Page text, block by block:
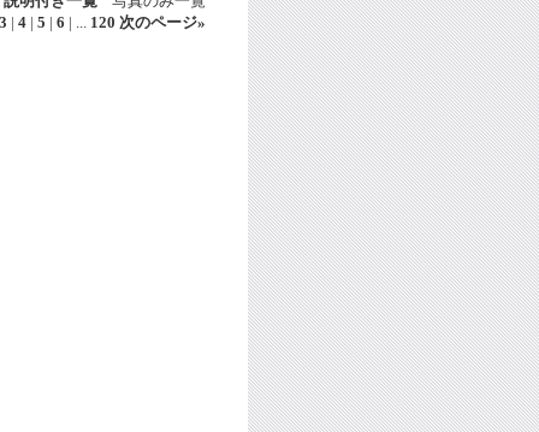
3 | 4 | 5 | 6 | ... 120 次のページ»